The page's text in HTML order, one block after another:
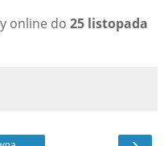
online do 25 listopada